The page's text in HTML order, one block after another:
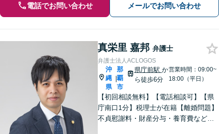
電話でお問い合わせ メールでお問い合わせ
真栄里 嘉邦 弁護士
弁護士法人ACLOGOS
沖
縄
県
|
那
覇
市
県庁前駅 か
ら徒歩6分
営業時間：09:00~
18:00（平日）
【初回相談無料】【電話相談可】【県
庁南口1分】税理士が在籍【離婚問題】
不貞慰謝料・財産分与・養育費など。